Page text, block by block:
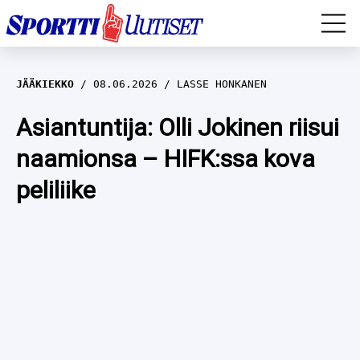
EM-YLEISURHEILU
JÄÄKIEKKO
YLEISURHEILU
WILMA HELTELÄ
TALVILAJIT
JÄÄKIEKKO 08.06.2026 LASSE HONKANEN
Asiantuntija: Olli Jokinen riisui
naamionsa – HIFK:ssa kova
peliliike